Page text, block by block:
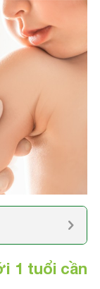
1 tuổi cần